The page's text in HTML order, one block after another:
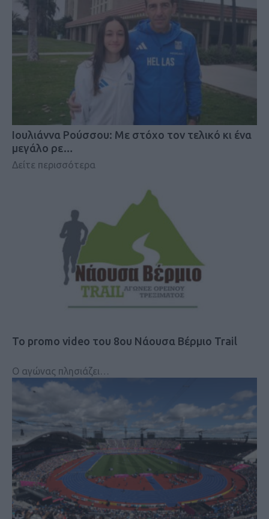
Iουλιάννα Ρούσσου: Με στόχο τον τελικό κι ένα
μεγάλο ρε…
Δείτε περισσότερα
Το promo video του 8ου Νάουσα Βέρμιο Trail
Ο αγώνας πλησιάζει…